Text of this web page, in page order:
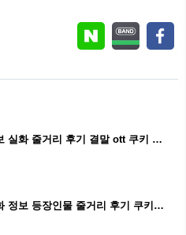
영화 소방관 정보 실화 줄거리 후기 결말 ott 쿠키 관객 및 손익분기점
검은 수녀들 영화 정보 등장인물 줄거리 후기 쿠키 손익분기점 평점 및 감독